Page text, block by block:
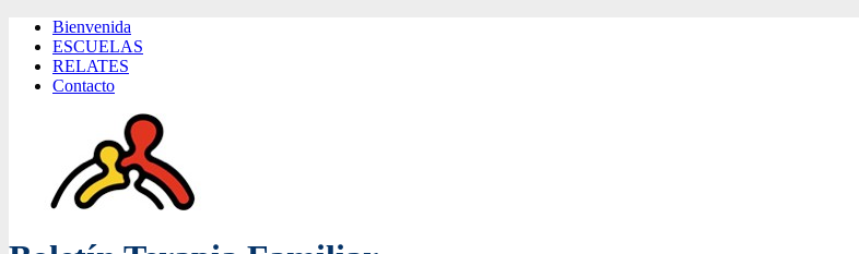
Bienvenida
ESCUELAS
RELATES
Contacto